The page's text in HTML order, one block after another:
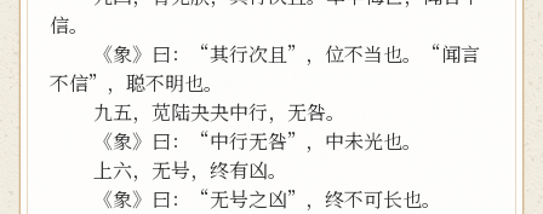
信。
《象》曰：“其行次且”，位不当也。“闻言
不信”，聪不明也。
九五，苋陆夬夬中行，无咎。
《象》曰：“中行无咎”，中未光也。
上六，无号，终有凶。
《象》曰：“无号之凶”，终不可长也。